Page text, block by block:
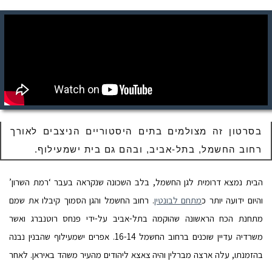
בסרטון זה מצולמים בתים היסטוריים הניצבים לאורך
רחוב החשמל, בתל-אביב, ובהם גם בית ישמעילוף.
הבית נמצא דרומית לגן החשמל, בלב השכונה שנקראה בעבר ‘רמת השרון’
והיום ידועה יותר כמתחם לבונטין. רחוב החשמל והגן הסמוך קיבלו את שמם
מתחנת הכח הראשונה שהוקמה בתל-אביב על-ידי פנחס רוטנברג ואשר
משרדיה עדיין שוכנים ברחוב החשמל 16-14.
אפרים ישמעילוף שהבנין נבנה
בהזמנתו, עלה ארצה מברלין והיה צאצא ליהודים מהעיר משהד באיראן. לאחר